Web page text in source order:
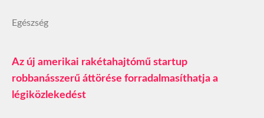
Egészség
Az új amerikai rakétahajtómű startup
robbanásszerű áttörése forradalmasíthatja a
légiközlekedést